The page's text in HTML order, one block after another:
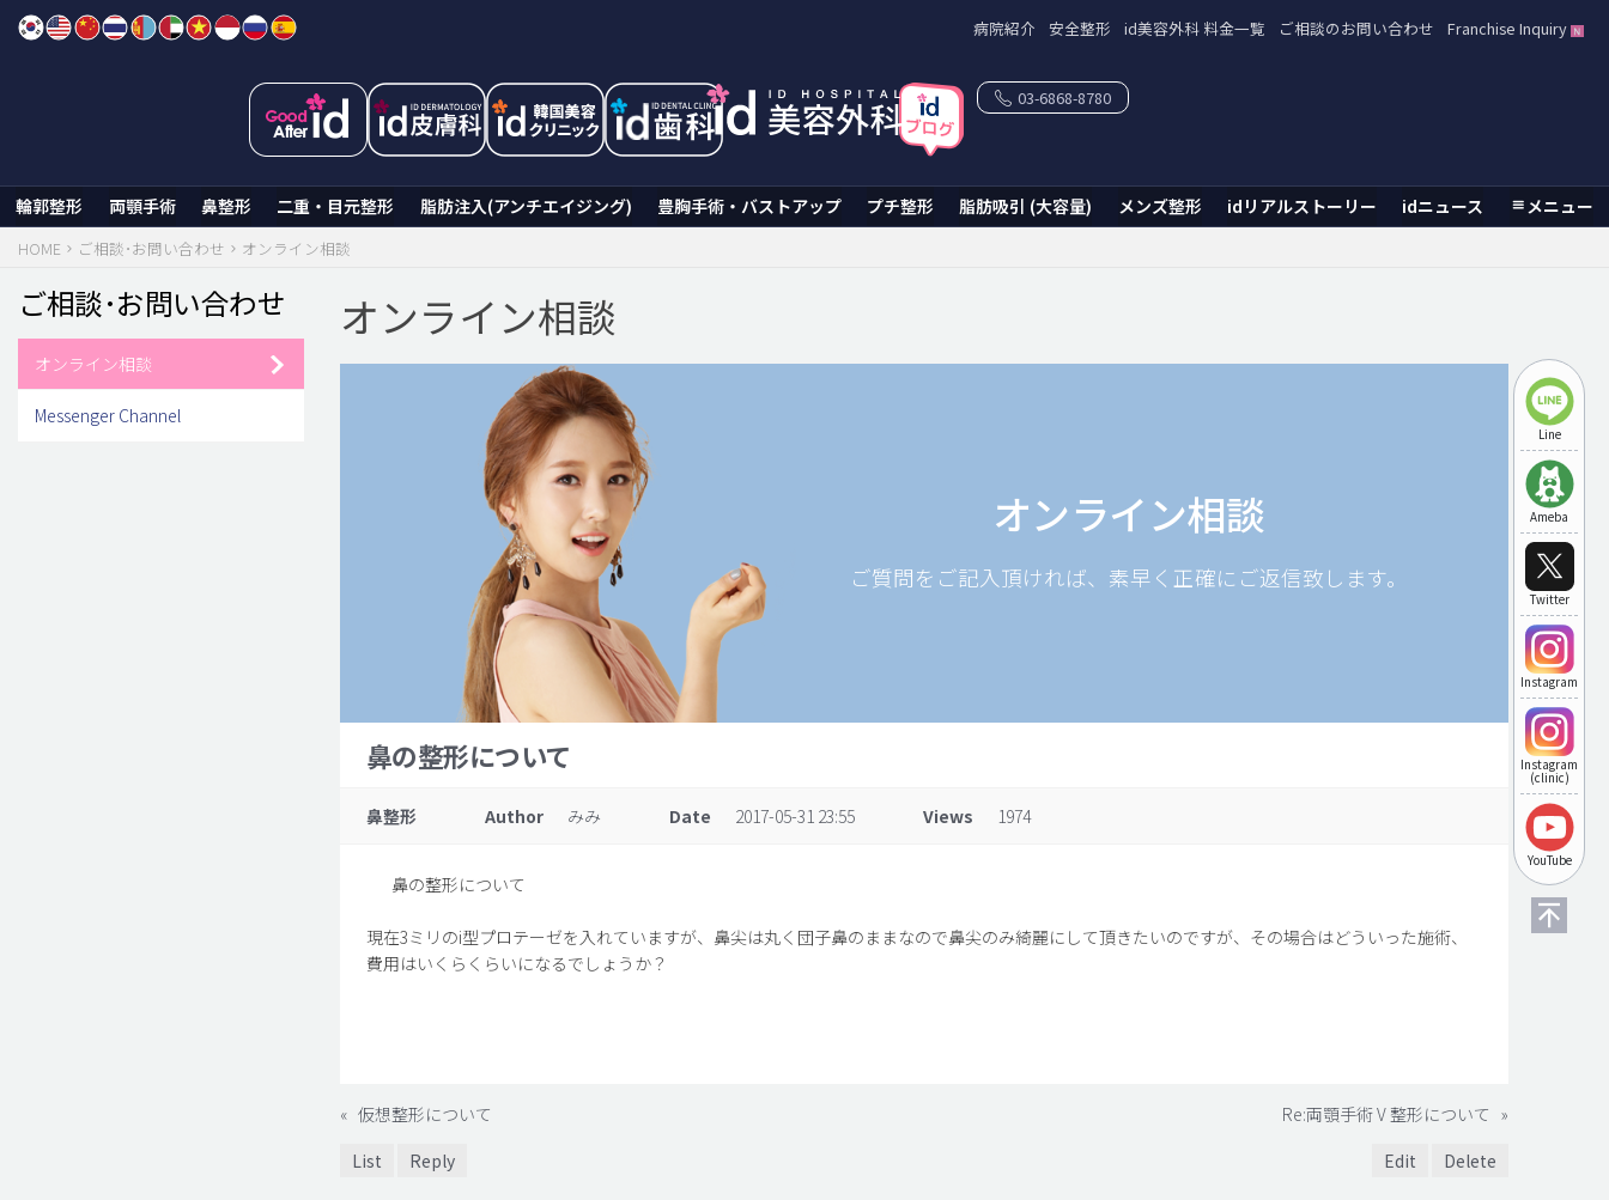
Skip
病院紹介 安全整形 id美容外科 料金一覧 ご相談のお問い合わせ Franchise Inquiry
輪郭整形 両顎手術 鼻整形 二重・目元整形 脂肪注入(アンチエイジング) 豊胸手術・バストアップ プチ整形 脂肪吸引 (大容量) メンズ整形 idリアルストーリー idニュース メニュー
03-6868-8780
Line
Ameba
Twitter
Instagram
Instagram
(clinic)
YouTube
HOME ご相談･お問い合わせ オンライン相談
オンライン相談
オンライン相談
ご質問をご記入頂ければ、素早く正確にご返信致します。
鼻の整形について
鼻整形 Author みみ Date 2017-05-31 23:55 Views 1974
鼻の整形について
現在3ミリのi型プロテーゼを入れていますが、鼻尖は丸く団子鼻のままなので鼻尖のみ綺麗にして頂きたいのですが、その場合はどういった施術、
費用はいくらくらいになるでしょうか？
« 仮想整形について Re:両顎手術 V 整形について »
List
Reply Edit Delete
ご相談･お問い合わせ
オンライン相談
Messenger Channel